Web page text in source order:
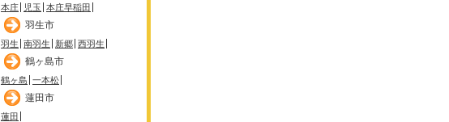
本庄 児玉 本庄早稲田
羽生市
羽生 南羽生 新郷 西羽生
鶴ヶ島市
鶴ヶ島 一本松
蓮田市
蓮田